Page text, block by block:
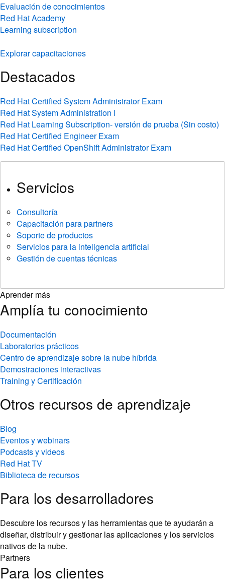
Evaluación de conocimientos
Red Hat Academy
Learning subscription
Explorar capacitaciones
Destacados
Red Hat Certified System Administrator Exam
Red Hat System Administration I
Red Hat Learning Subscription- versión de prueba (Sin costo)
Red Hat Certified Engineer Exam
Red Hat Certified OpenShift Administrator Exam
Servicios
Consultoría
Capacitación para partners
Soporte de productos
Servicios para la inteligencia artificial
Gestión de cuentas técnicas
Aprender más
Amplía tu conocimiento
Documentación
Laboratorios prácticos
Centro de aprendizaje sobre la nube híbrida
Demostraciones interactivas
Training y Certificación
Otros recursos de aprendizaje
Blog
Eventos y webinars
Podcasts y videos
Red Hat TV
Biblioteca de recursos
Para los desarrolladores
Descubre los recursos y las herramientas que te ayudarán a
diseñar, distribuir y gestionar las aplicaciones y los servicios
nativos de la nube.
Partners
Para los clientes